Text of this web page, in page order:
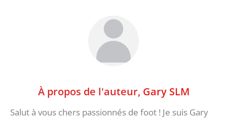
À propos de l'auteur, Gary SLM
Salut à vous chers passionnés de foot ! Je suis Gary